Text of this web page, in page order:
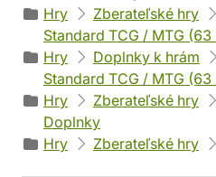
Hry
Zberateľské hry
Standard TCG / MTG
Hry
Doplnky k hrám
Standard TCG / MTG
Hry
Zberateľské hry
Doplnky
Hry
Zberateľské hry